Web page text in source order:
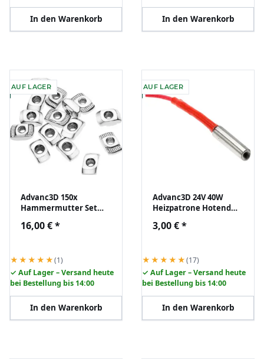
In den Warenkorb In den Warenkorb
AUF LAGER
Advanc3D 150x
Hammermutter Set
Aluprofil Nutenstein
16,00 €*
★★★★★(1)
✓ Auf Lager – Versand heute
bei Bestellung bis 14:00
In den Warenkorb
AUF LAGER
Advanc3D 24V 40W
Heizpatrone Hotend
Keramik RepRap 3D
3,00 €*
★★★★★(17)
✓ Auf Lager – Versand heute
bei Bestellung bis 14:00
In den Warenkorb